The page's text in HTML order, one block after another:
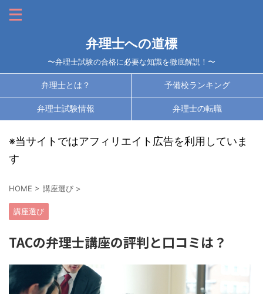
弁理士への道標
〜弁理士試験の合格に必要な知識を徹底解説！〜
弁理士とは？ 予備校ランキング
弁理士試験情報 弁理士の転職
※当サイトではアフィリエイト広告を利用していま
す
HOME > 講座選び >
講座選び
TACの弁理士講座の評判と口コミは？